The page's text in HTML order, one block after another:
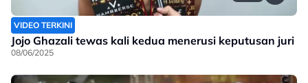
VIDEO TERKINI
Jojo Ghazali tewas kali kedua menerusi keputusan juri
08/06/2025